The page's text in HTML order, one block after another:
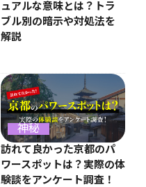
ュアルな意味とは？トラ
ブル別の暗示や対処法を
解説
神秘
訪れて良かった京都のパ
ワースポットは？実際の体
験談をアンケート調査！